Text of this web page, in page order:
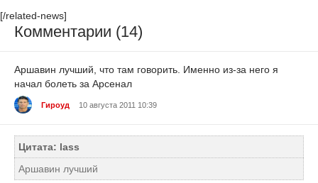
[/related-news]
Комментарии (14)
Аршавин лучший, что там говорить. Именно из-за него я
начал болеть за Арсенал
Гироуд 10 августа 2011 10:39
Цитата: lass
Аршавин лучший